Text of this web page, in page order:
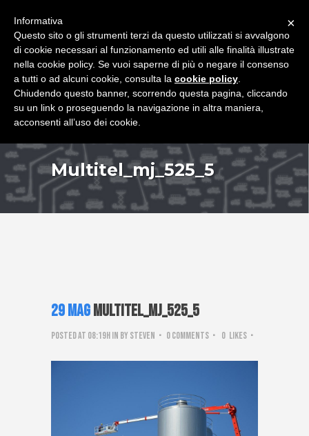
Multitel_mj_525_5
29 MagMultitel_mj_525_5
Posted at 08:19hin by steven 0 Comments 0 Likes
×
Informativa
Questo sito o gli strumenti terzi da questo utilizzati si avvalgono
di cookie necessari al funzionamento ed utili alle finalità illustrate
nella cookie policy. Se vuoi saperne di più o negare il consenso
a tutti o ad alcuni cookie, consulta la cookie policy
Chiudendo questo banner, scorrendo questa pagina, cliccando
su un link o proseguendo la navigazione in altra maniera,
acconsenti all’uso dei cookie.